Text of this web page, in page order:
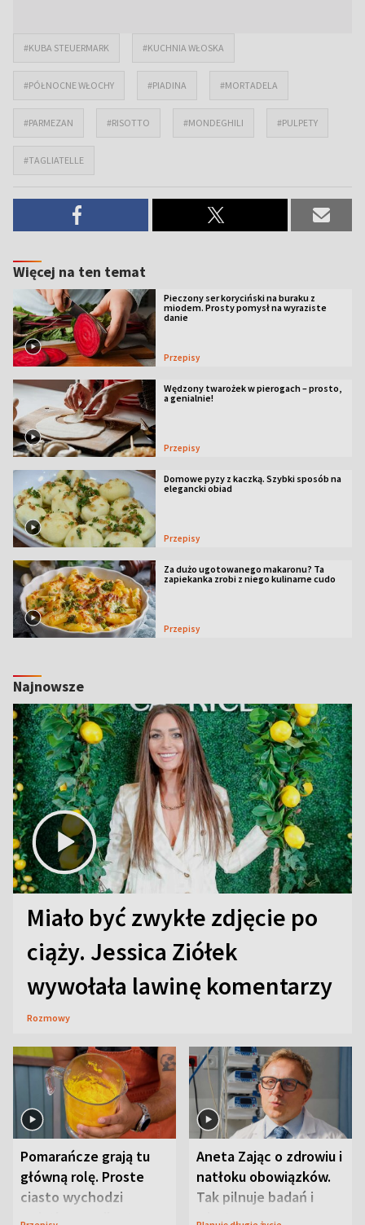
#KUBA STEUERMARK #KUCHNIA WŁOSKA
#PÓŁNOCNE WŁOCHY #PIADINA #MORTADELA
#PARMEZAN #RISOTTO #MONDEGHILI #PULPETY
#TAGLIATELLE
Więcej na ten temat
Pieczony ser koryciński na buraku z
miodem. Prosty pomysł na wyraziste
danie
Przepisy
Wędzony twarożek w pierogach – prosto,
a genialnie!
Przepisy
Domowe pyzy z kaczką. Szybki sposób na
elegancki obiad
Przepisy
Za dużo ugotowanego makaronu? Ta
zapiekanka zrobi z niego kulinarne cudo
Przepisy
Najnowsze
Miało być zwykłe zdjęcie po
ciąży. Jessica Ziółek
wywołała lawinę komentarzy
Rozmowy
Pomarańcze grają tu
główną rolę. Proste
ciasto wychodzi
wyjątkowo wilgotne
Aneta Zając o zdrowiu i
natłoku obowiązków.
Tak pilnuje badań i
wizyt